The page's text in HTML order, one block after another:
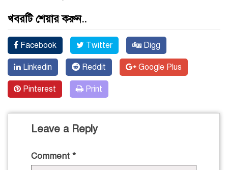
খবরটি শেয়ার করুন..
Facebook Twitter Digg
Linkedin Reddit Google Plus
Pinterest Print
Leave a Reply
Comment *